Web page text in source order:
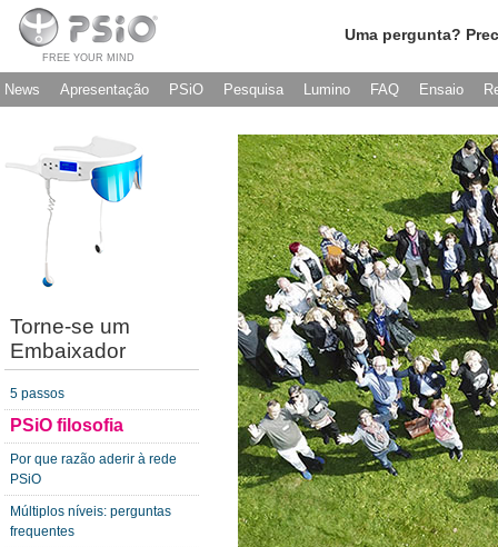
FREE YOUR MIND
Uma pergunta?
News Apresentação PSiO Pesquisa Lumino FAQ Ensaio
Torne-se um
Embaixador
5 passos
PSiO filosofia
Por que razão aderir à rede
PSiO
Múltiplos níveis: perguntas
frequentes